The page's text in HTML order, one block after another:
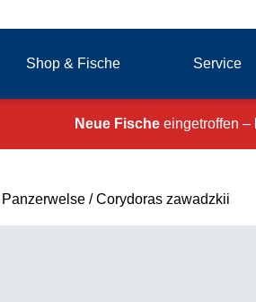
Shop & Fische Service
Neue Fischeeingetroffen –
Panzerwelse/ Corydoras zawadzkii